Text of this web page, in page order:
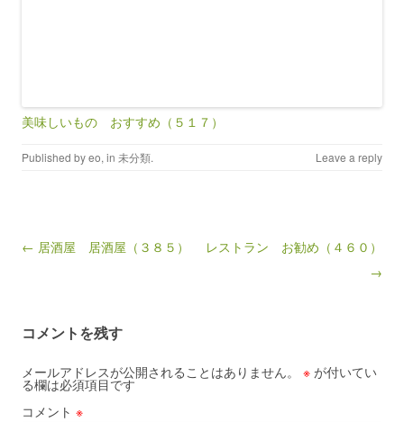
美味しいもの おすすめ（５１７）
Published byeo, in 未分類. Leave a reply
Post navigation
← 居酒屋 居酒屋（３８５）
レストラン お勧め（４６０）
→
コメントを残す
メールアドレスが公開されることはありません。 ※ が付いてい
る欄は必須項目です
コメント ※